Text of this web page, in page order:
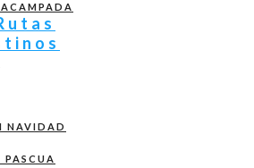
NAVIDAD
PASCUA